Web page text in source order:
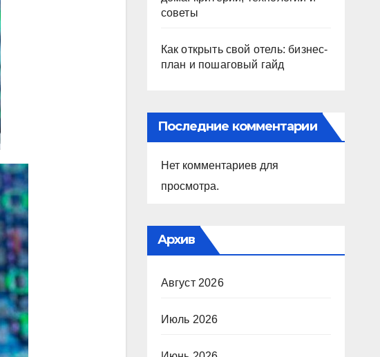
советы
Как открыть свой отель: бизнес-
план и пошаговый гайд
Последние комментарии
Нет комментариев для
просмотра.
Архив
Август 2026
Июль 2026